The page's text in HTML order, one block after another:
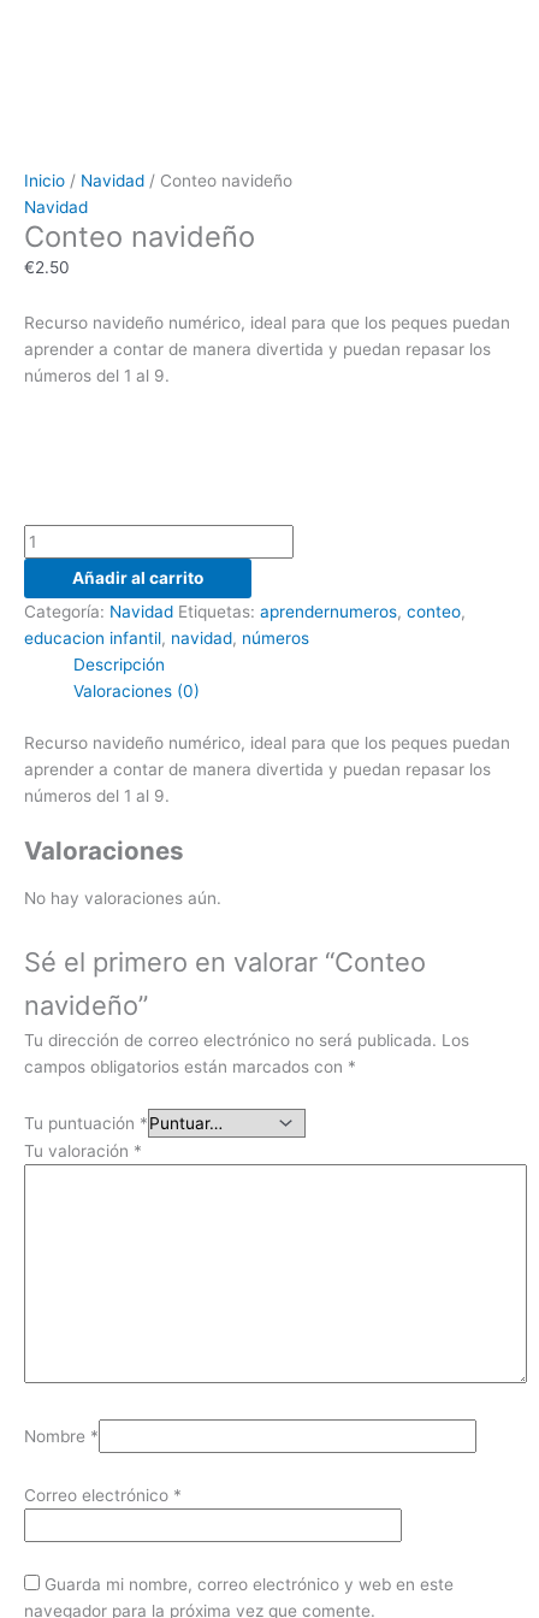
Inicio / Navidad / Conteo navideño
Navidad
Conteo navideño
€2.50
Recurso navideño numérico, ideal para que los peques puedan
aprender a contar de manera divertida y puedan repasar los
números del 1 al 9.
Añadir al carrito
Categoría: Navidad Etiquetas: aprendernumeros, conteo,
educacion infantil, navidad, números
Descripción
Valoraciones (0)
Recurso navideño numérico, ideal para que los peques puedan
aprender a contar de manera divertida y puedan repasar los
números del 1 al 9.
Valoraciones
No hay valoraciones aún.
Sé el primero en valorar “Conteo
navideño”
Tu dirección de correo electrónico no será publicada. Los
campos obligatorios están marcados con *
Tu puntuación *
Tu valoración *
Nombre *
Correo electrónico *
Guarda mi nombre, correo electrónico y web en este
navegador para la próxima vez que comente.